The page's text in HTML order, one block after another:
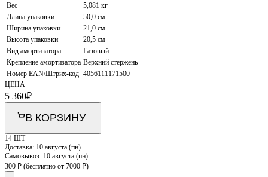
Вес
5,081 кг
Длина упаковки
50,0 см
Ширина упаковки
21,0 см
Высота упаковки
20,5 см
Вид амортизатора
Газовый
Крепление амортизатора Верхний стержень
Номер EAN/Штрих-код 4056111171500
ЦЕНА
5 360₽
В КОРЗИНУ
14 ШТ
Доставка: 10 августа (пн)
Самовывоз: 10 августа (пн)
300 ₽ (бесплатно от 7000 ₽)